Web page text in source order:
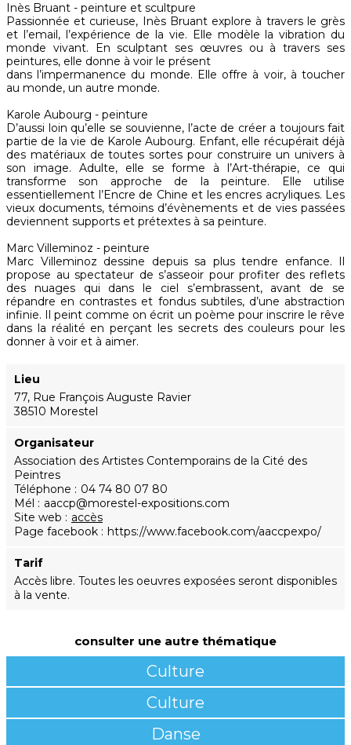
Inès Bruant - peinture et scultpure
Passionnée et curieuse, Inès Bruant explore à travers le grès
et l’email, l’expérience de la vie. Elle modèle la vibration du
monde vivant. En sculptant ses œuvres ou à travers ses
peintures, elle donne à voir le présent
dans l’impermanence du monde. Elle offre à voir, à toucher
au monde, un autre monde.
Karole Aubourg - peinture
D’aussi loin qu’elle se souvienne, l’acte de créer a toujours fait
partie de la vie de Karole Aubourg. Enfant, elle récupérait déjà
des matériaux de toutes sortes pour construire un univers à
son image. Adulte, elle se forme à l’Art-thérapie, ce qui
transforme son approche de la peinture. Elle utilise
essentiellement l’Encre de Chine et les encres acryliques. Les
vieux documents, témoins d’évènements et de vies passées
deviennent supports et prétextes à sa peinture.
Marc Villeminoz - peinture
Marc Villeminoz dessine depuis sa plus tendre enfance. Il
propose au spectateur de s’asseoir pour profiter des reflets
des nuages qui dans le ciel s’embrassent, avant de se
répandre en contrastes et fondus subtiles, d’une abstraction
infinie. Il peint comme on écrit un poème pour inscrire le rêve
dans la réalité en perçant les secrets des couleurs pour les
donner à voir et à aimer.
Lieu
77, Rue François Auguste Ravier
38510 Morestel
Organisateur
Association des Artistes Contemporains de la Cité des
Peintres
Téléphone
04 74 80 07 80
Mél
aaccp@morestel-expositions.com
Site web
accès
Page facebook
https://www.facebook.com/aaccpexpo/
Tarif
Accès libre. Toutes les oeuvres exposées seront disponibles
à la vente.
consulter une autre thématique
Culture
Culture
Danse